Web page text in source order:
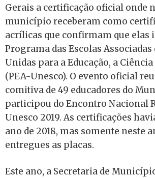
Gerais a certificação oficial onde
município receberam como
acrílicas que confirmam que elas
Programa das Escolas Associadas
Unidas para a Educação, a
(PEA-Unesco). O evento oficial
comitiva de 49 educadores do
participou do Encontro Nacional
Unesco 2019. As certificações
ano de 2018, mas somente neste
entregues as placas.
Este ano, a Secretaria de